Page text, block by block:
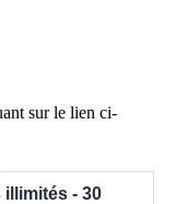
sur le lien ci-
- 30